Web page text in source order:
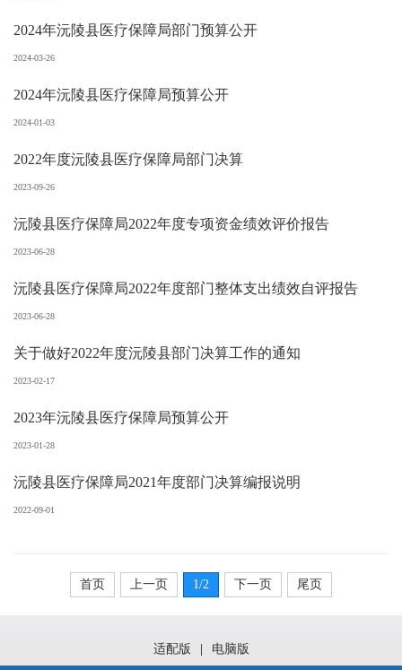
2024年沅陵县医疗保障局部门预算公开
2024-03-26
2024年沅陵县医疗保障局预算公开
2024-01-03
2022年度沅陵县医疗保障局部门决算
2023-09-26
沅陵县医疗保障局2022年度专项资金绩效评价报告
2023-06-28
沅陵县医疗保障局2022年度部门整体支出绩效自评报告
2023-06-28
关于做好2022年度沅陵县部门决算工作的通知
2023-02-17
2023年沅陵县医疗保障局预算公开
2023-01-28
沅陵县医疗保障局2021年度部门决算编报说明
2022-09-01
首页 上一页 1/2 下一页 尾页
适配版 电脑版